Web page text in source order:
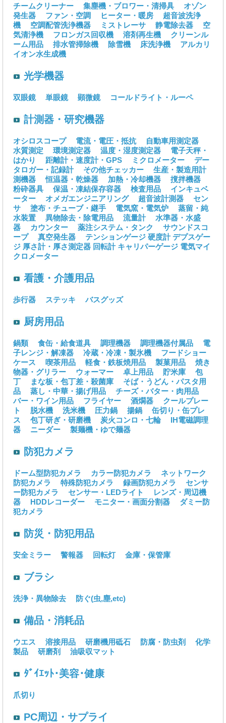
チームクリーナー
集塵機・ブロワー・清掃具
オゾン
発生器
ファン・空調 ヒーター・暖房
超音波洗浄
機
空調配管洗浄機器 ミストレーサ 静電除去器
空
気清浄機
フロンガス回収機 溶剤再生機
クリーンル
ーム用品
排水管掃除機 除雪機 床洗浄機
アルカリ
イオン水生成機
光学機器
双眼鏡 単眼鏡 顕微鏡 コールドライト・ルーペ
計測器・研究機器
オシロスコープ 電流・電圧・抵抗
自動車用測定器
水質測定
環境測定器 温度・湿度測定器
電子天秤・
はかり
距離計・速度計・GPS ミクロメーター
デー
タロガー・記録計
その他チェッカー
生産・製造用計
測機器
恒温器・乾燥器 加熱・冷却機器
撹拌機器
粉砕器具
保温・凍結保存容器 検査用品
インキュベ
ーター
オメガエンジニアリング 超音波計測器
セン
サ
塗布・チューブ・継手 電気窯・電気炉
蒸留・純
水装置
異物除去・除電用品 流量計
水準器・水盛
器
カウンター 薬注システム・タンク
サウンドスコ
ープ
真空発生器 テンションゲージ 硬度計 デプスゲー
ジ 厚さ計・厚さ測定器 回転計 キャリパーゲージ 電気マイ
クロメーター
看護・介護用品
歩行器 ステッキ バスグッズ
厨房用品
鍋類 食缶・給食道具 調理機器 調理機器付属品
電
子レンジ・解凍器
冷蔵・冷凍・製氷機
フードショー
ケース
喫茶用品 軽食・鉄板焼用品 製菓用品
焼き
物器・グリラー
ウォーマー 卓上用品 貯米庫
包
丁
まな板・包丁差・殺菌庫
そば・うどん・パスタ用
品
蒸し・中華・揚げ用品
チーズ・バター・肉用品
バー・ワイン用品
フライヤー 酒燗器
クールプレー
ト
脱水機 洗米機 圧力鍋 揚鍋
缶切り・缶プレ
ス
包丁研ぎ・研磨機 炭火コンロ・七輪
IH電磁調理
器
ニーダー 製麺機・ゆで麺器
防犯カメラ
ドーム型防犯カメラ カラー防犯カメラ
ネットワーク
防犯カメラ
特殊防犯カメラ 録画防犯カメラ
センサ
ー防犯カメラ
センサー・LEDライト
レンズ・周辺機
器
HDDレコーダー モニター・画面分割器
ダミー防
犯カメラ
防災・防犯用品
安全ミラー 警報器 回転灯 金庫・保管庫
ブラシ
洗浄・異物除去 防ぐ(虫,塵,etc)
備品・消耗品
ウエス 溶接用品 研磨機用砥石 防腐・防虫剤
化学
製品
研磨剤 油吸収マット
ﾀﾞｲｴｯﾄ･美容･健康
爪切り
PC周辺・サプライ